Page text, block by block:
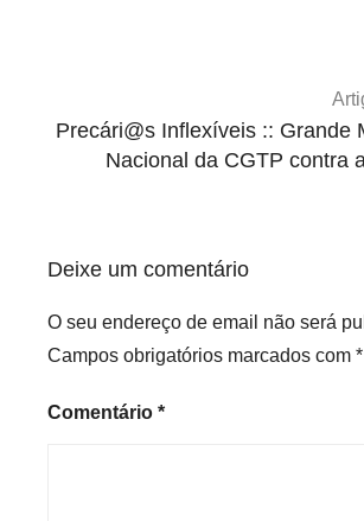
Precári@s Inflexíveis :: Grande
Nacional da CGTP contra
Deixe um comentário
O seu endereço de email não será
Campos obrigatórios marcados com *
Comentário *